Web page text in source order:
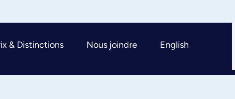
& Distinctions Nous joindre English